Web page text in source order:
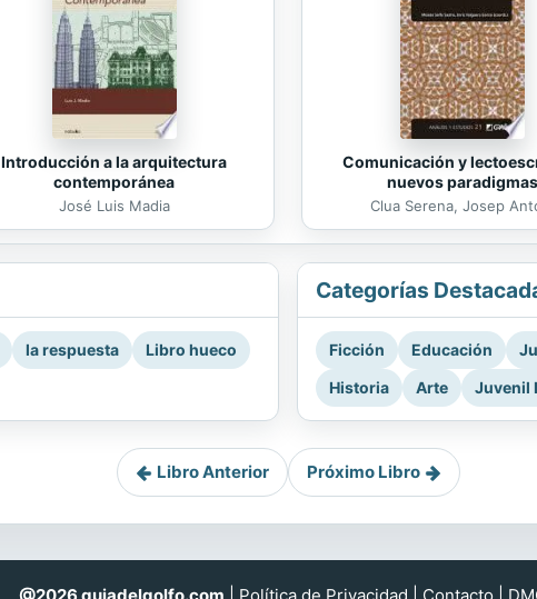
Introducción a la arquitectura
contemporánea
José Luis Madia
Comunicación y
nuevos paradigmas
Clua Serena, Josep
la respuesta Libro hueco
Categorías
Ficción Educación
Historia
Arte Juvenil
Libro Anterior Próximo Libro